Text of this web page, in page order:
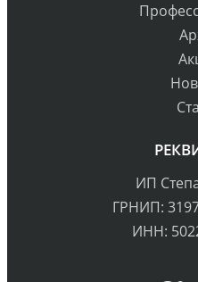
ИП
ГРНИП:
ИНН: